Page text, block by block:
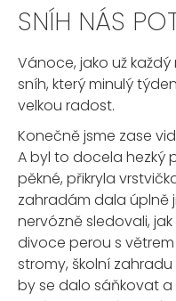
SNÍH NÁS
Vánoce, jako už každý
sníh, který minulý
velkou radost.
Konečně jsme zase
A byl to docela hezký
pěkné, přikryla
zahradám dala úplně
nervózně sledovali,
divoce perou s
stromy, školní
by se dalo sáňkovat a